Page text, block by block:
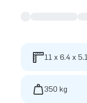
11 x 6.4 x
350 kg